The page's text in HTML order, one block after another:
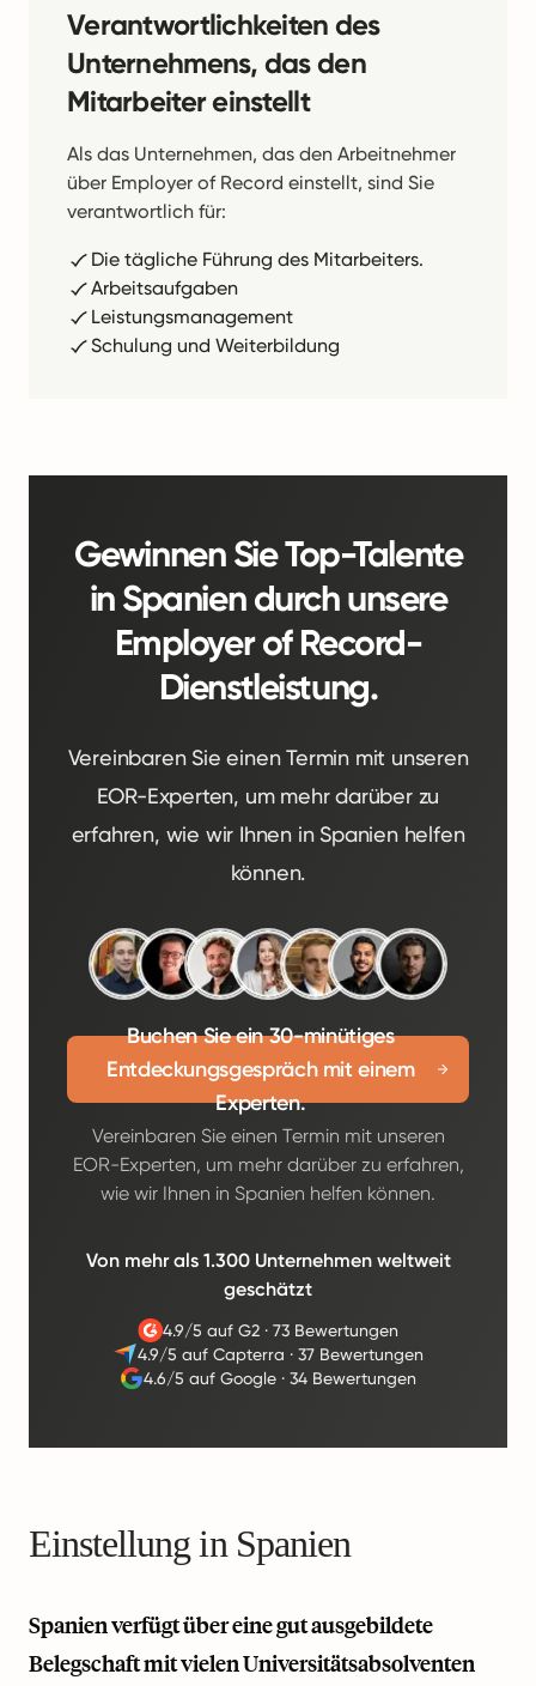
Verantwortlichkeiten des
Unternehmens, das den
Mitarbeiter einstellt
Als das Unternehmen, das den Arbeitnehmer
über Employer of Record einstellt, sind Sie
verantwortlich für:
Die tägliche Führung des Mitarbeiters.
Arbeitsaufgaben
Leistungsmanagement
Schulung und Weiterbildung
Gewinnen Sie Top-Talente
in Spanien durch unsere
Employer of Record-
Dienstleistung.
Vereinbaren Sie einen Termin mit unseren
EOR-Experten, um mehr darüber zu
erfahren, wie wir Ihnen in Spanien helfen
können.
Buchen Sie ein 30-minütiges
Entdeckungsgespräch mit einem
Experten.
Vereinbaren Sie einen Termin mit unseren
EOR-Experten, um mehr darüber zu erfahren,
wie wir Ihnen in Spanien helfen können.
Von mehr als 1.300 Unternehmen weltweit
geschätzt
4.9/5 auf G2· 73 Bewertungen
4.9/5 auf Capterra · 37 Bewertungen
4.6/5 auf Google ·34 Bewertungen
Einstellung in Spanien
Spanien verfügt über eine gut ausgebildete
Belegschaft mit vielen Universitätsabsolventen